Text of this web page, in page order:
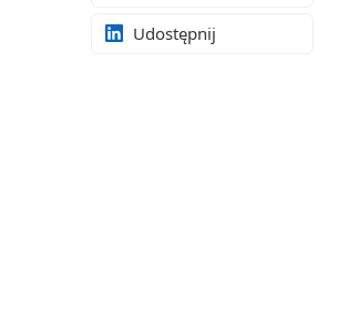
Udostępnij